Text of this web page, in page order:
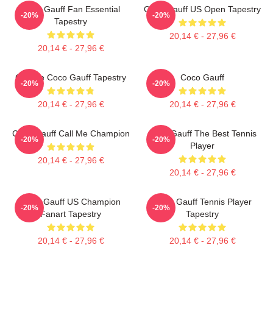
Coco Gauff Fan Essential
Tapestry
20,14 € - 27,96 €
-20%
Coco Gauff US Open Tapestry
20,14 € - 27,96 €
-20%
Call Me Coco Gauff Tapestry
20,14 € - 27,96 €
-20%
Coco Gauff
20,14 € - 27,96 €
-20%
Coco Gauff Call Me Champion
20,14 € - 27,96 €
-20%
Coco Gauff The Best Tennis
Player
20,14 € - 27,96 €
-20%
Coco Gauff US Champion
Fanart Tapestry
20,14 € - 27,96 €
-20%
Coco Gauff Tennis Player
Tapestry
20,14 € - 27,96 €
-20%